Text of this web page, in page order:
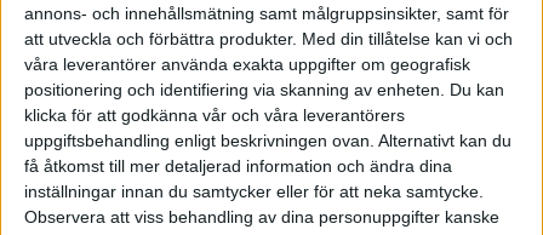
annons- och innehållsmätning samt målgruppsinsikter, samt för
att utveckla och förbättra produkter. Med din tillåtelse kan vi och
våra leverantörer använda exakta uppgifter om geografisk
positionering och identifiering via skanning av enheten. Du kan
klicka för att godkänna vår och våra leverantörers
uppgiftsbehandling enligt beskrivningen ovan. Alternativt kan du
få åtkomst till mer detaljerad information och ändra dina
inställningar innan du samtycker eller för att neka samtycke.
Observera att viss behandling av dina personuppgifter kanske
Mest lästa
Prenumerera